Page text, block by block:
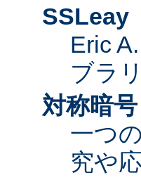
SSLeay
Eric
ブラリ
対称暗号
一つ
究や